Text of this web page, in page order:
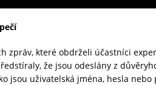
zpráv, které obdrželi účastníci
že jsou odeslány z
jsou uživatelská jména, hesla